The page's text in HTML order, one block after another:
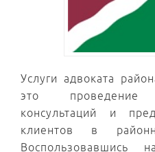
Услуги адвоката
это проведение
консультаций и
клиентов в